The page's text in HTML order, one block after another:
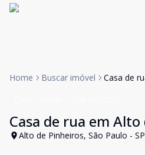
Home Buscar imóvel Casa de
Casa de rua em
Alto de Pinheiros, São Paulo - SP